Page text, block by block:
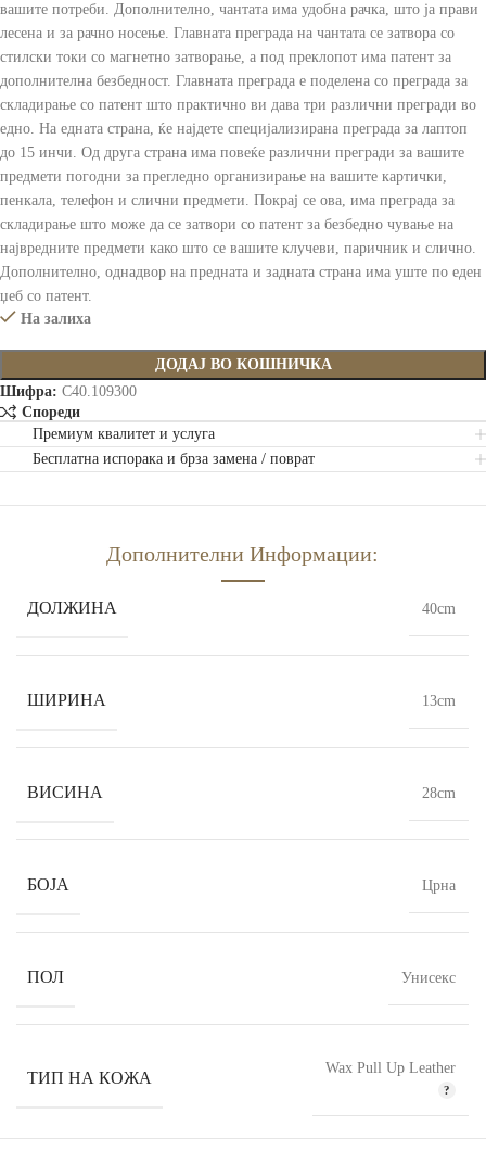
вашите потреби. Дополнително, чантата има удобна рачка, што ја прави
лесена и за рачно носење. Главната преграда на чантата се затвора со
стилски токи со магнетно затворање, а под преклопот има патент за
дополнителна безбедност. Главната преграда е поделена со преграда за
складирање со патент што практично ви дава три различни прегради во
едно. На едната страна, ќе најдете специјализирана преграда за лаптоп
до 15 инчи. Од друга страна има повеќе различни прегради за вашите
предмети погодни за прегледно организирање на вашите картички,
пенкала, телефон и слични предмети. Покрај се ова, има преграда за
складирање што може да се затвори со патент за безбедно чување на
највредните предмети како што се вашите клучеви, паричник и слично.
Дополнително, однадвор на предната и задната страна има уште по еден
џеб со патент.
На залиха
ДОДАЈ ВО КОШНИЧКА
Шифра: C40.109300
Спореди
Премиум квалитет и услуга
Бесплатна испорака и брза замена / поврат
Дополнителни Информации:
ДОЛЖИНА 40cm
ШИРИНА 13cm
ВИСИНА 28cm
БОЈА Црна
ПОЛ Унисекс
ТИП НА КОЖА Wax Pull Up Leather